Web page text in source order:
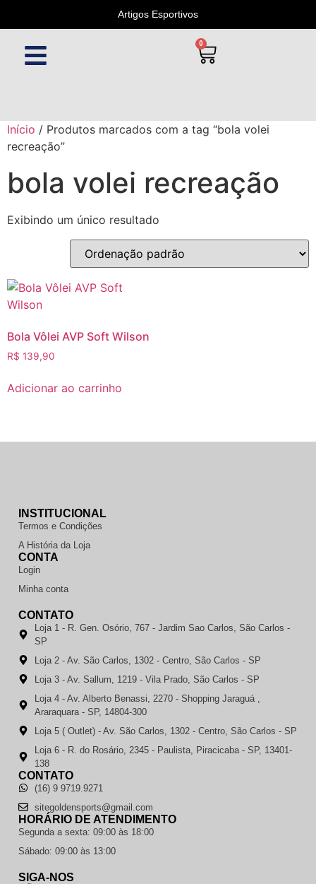
Artigos Esportivos
0
Início / Produtos marcados com a tag “bola volei
recreação”
bola volei recreação
Exibindo um único resultado
Bola Vôlei AVP Soft Wilson
R$ 139,90
Adicionar ao carrinho
INSTITUCIONAL
Termos e Condições
A História da Loja
CONTA
Login
Minha conta
CONTATO
Loja 1 - R. Gen. Osório, 767 - Jardim Sao Carlos, São Carlos -
SP
Loja 2 - Av. São Carlos, 1302 - Centro, São Carlos - SP
Loja 3 - Av. Sallum, 1219 - Vila Prado, São Carlos - SP
Loja 4 - Av. Alberto Benassi, 2270 - Shopping Jaraguá ,
Araraquara - SP, 14804-300
Loja 5 ( Outlet) - Av. São Carlos, 1302 - Centro, São Carlos - SP
Loja 6 - R. do Rosário, 2345 - Paulista, Piracicaba - SP, 13401-
138
CONTATO
(16) 9 9719.9271
sitegoldensports@gmail.com
HORÁRIO DE ATENDIMENTO
Segunda a sexta: 09:00 às 18:00
Sábado: 09:00 às 13:00
SIGA-NOS